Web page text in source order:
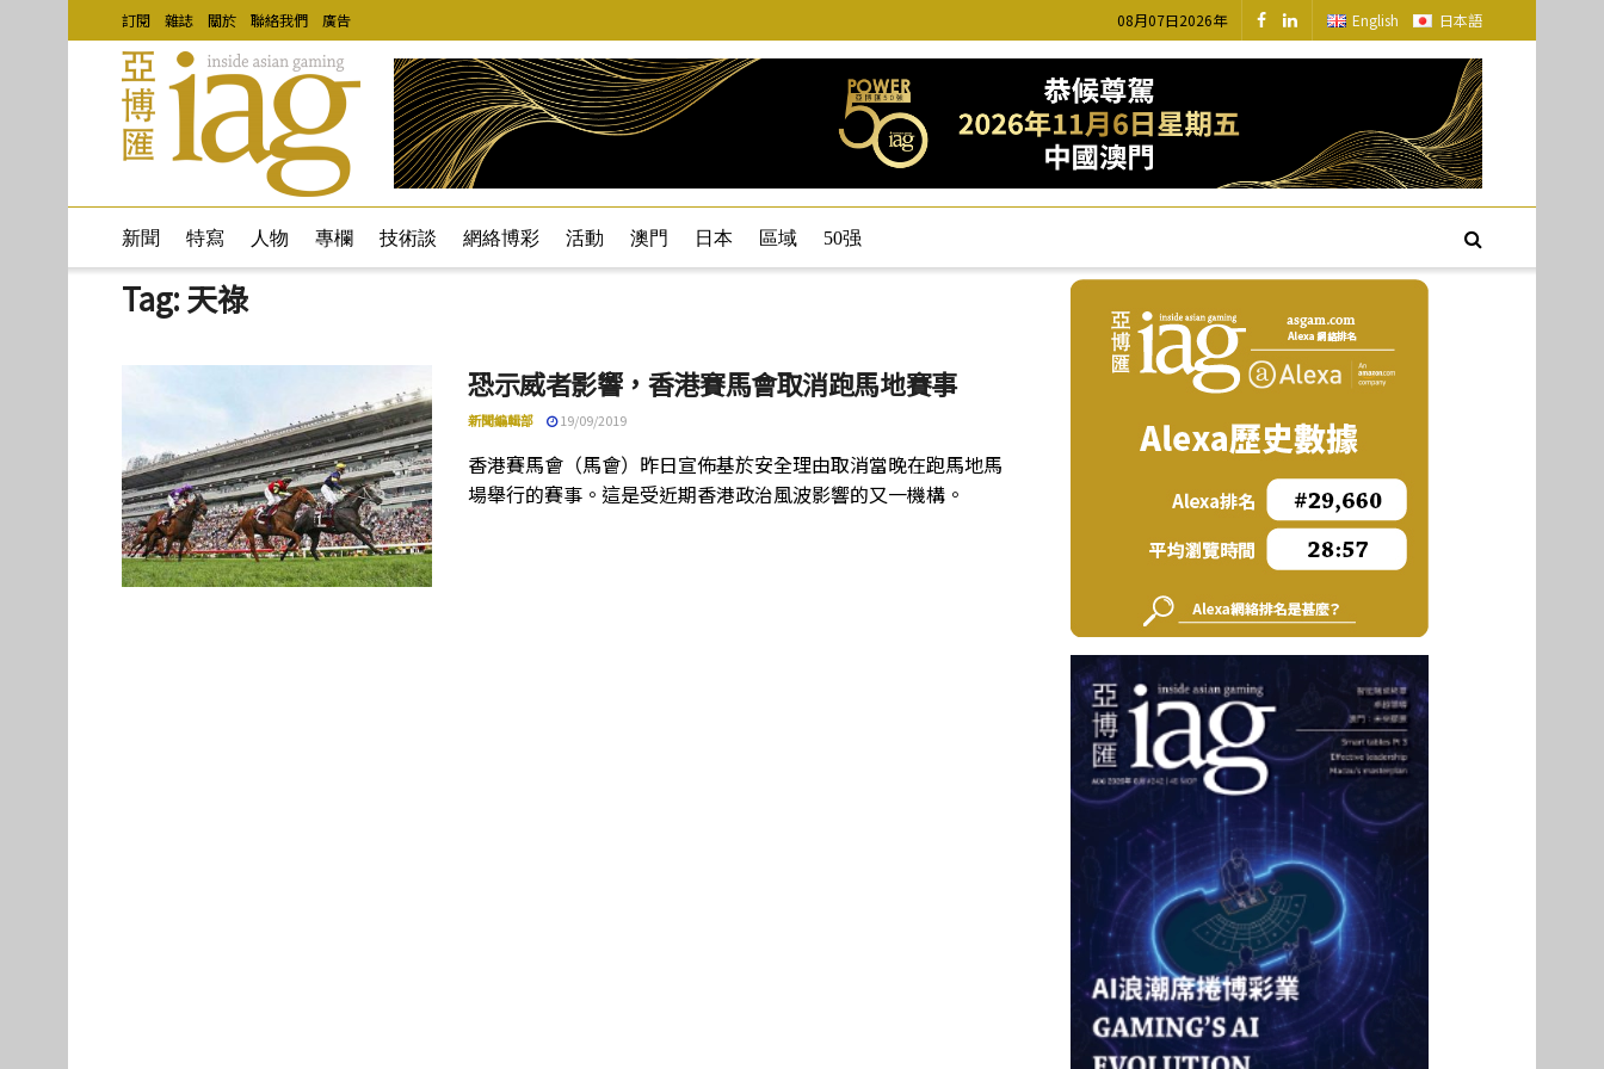
訂閱 雜誌 關於 聯絡我們 廣告 08月07日2026年 English 日本語
新聞 特寫 人物 專欄 技術談 網絡博彩 活動 澳門 日本 區域 50强
Tag: 天祿
恐示威者影響，香港賽馬會取消跑馬地賽事
新聞編輯部 19/09/2019
香港賽馬會（馬會）昨日宣佈基於安全理由取消當晚在跑馬地馬
場舉行的賽事。這是受近期香港政治風波影響的又一機構。